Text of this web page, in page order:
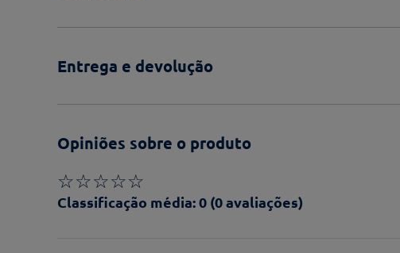
Entrega e devolução
Opiniões sobre o produto
☆☆☆☆☆
Classificação média: 0 (0 avaliações)